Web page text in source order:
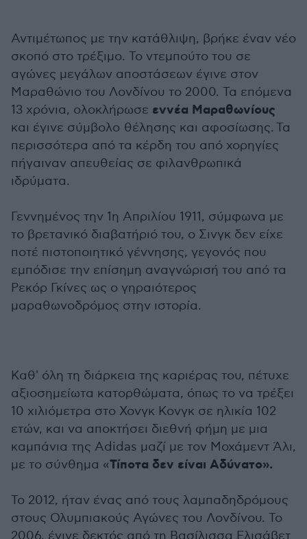
Αντιμέτωπος με την κατάθλιψη, βρήκε έναν νέο
σκοπό στο τρέξιμο. Το ντεμπούτο του σε
αγώνες μεγάλων αποστάσεων έγινε στον
Μαραθώνιο του Λονδίνου το 2000. Τα επόμενα
13 χρόνια, ολοκλήρωσε εννέα Μαραθωνίους
και έγινε σύμβολο θέλησης και αφοσίωσης. Τα
περισσότερα από τα κέρδη του από χορηγίες
πήγαιναν απευθείας σε φιλανθρωπικά
ιδρύματα.
Γεννημένος την 1η Απριλίου 1911, σύμφωνα με
το βρετανικό διαβατήριό του, ο Σινγκ δεν είχε
ποτέ πιστοποιητικό γέννησης, γεγονός που
εμπόδισε την επίσημη αναγνώρισή του από τα
Ρεκόρ Γκίνες ως ο γηραιότερος
μαραθωνοδρόμος στην ιστορία.
Καθ' όλη τη διάρκεια της καριέρας του, πέτυχε
αξιοσημείωτα κατορθώματα, όπως το να τρέξει
10 χιλιόμετρα στο Χονγκ Κονγκ σε ηλικία 102
ετών, και να αποκτήσει διεθνή φήμη με μια
καμπάνια της Adidas μαζί με τον Μοχάμεντ Άλι,
με το σύνθημα «Τίποτα δεν είναι Αδύνατο».
Το 2012, ήταν ένας από τους λαμπαδηδρόμους
στους Ολυμπιακούς Αγώνες του Λονδίνου. Το
2006, έγινε δεκτός από τη Βασίλισσα Ελισάβετ